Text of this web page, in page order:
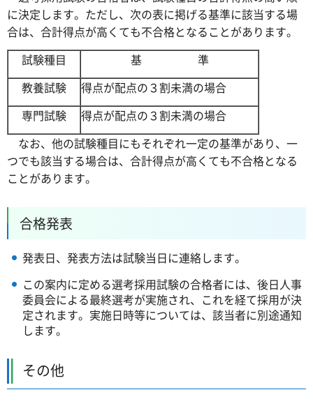
に決定します。ただし、次の表に掲げる基準に該当する場
合は、合計得点が高くても不合格となることがあります。
試験種目
基 準
教養試験
得点が配点の３割未満の場合
専門試験
得点が配点の３割未満の場合
なお、他の試験種目にもそれぞれ一定の基準があり、一
つでも該当する場合は、合計得点が高くても不合格となる
ことがあります。
合格発表
発表日、発表方法は試験当日に連絡します。
この案内に定める選考採用試験の合格者には、後日人事
委員会による最終選考が実施され、これを経て採用が決
定されます。実施日時等については、該当者に別途通知
します。
その他